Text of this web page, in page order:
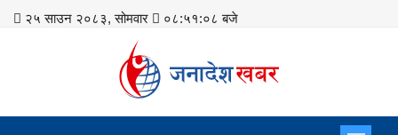
२५ साउन २०८३, सोमवार ०८:५१:०८ बजे